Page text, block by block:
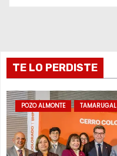
a
d
a
s
TE LO PERDISTE
POZO ALMONTE TAMARUGAL